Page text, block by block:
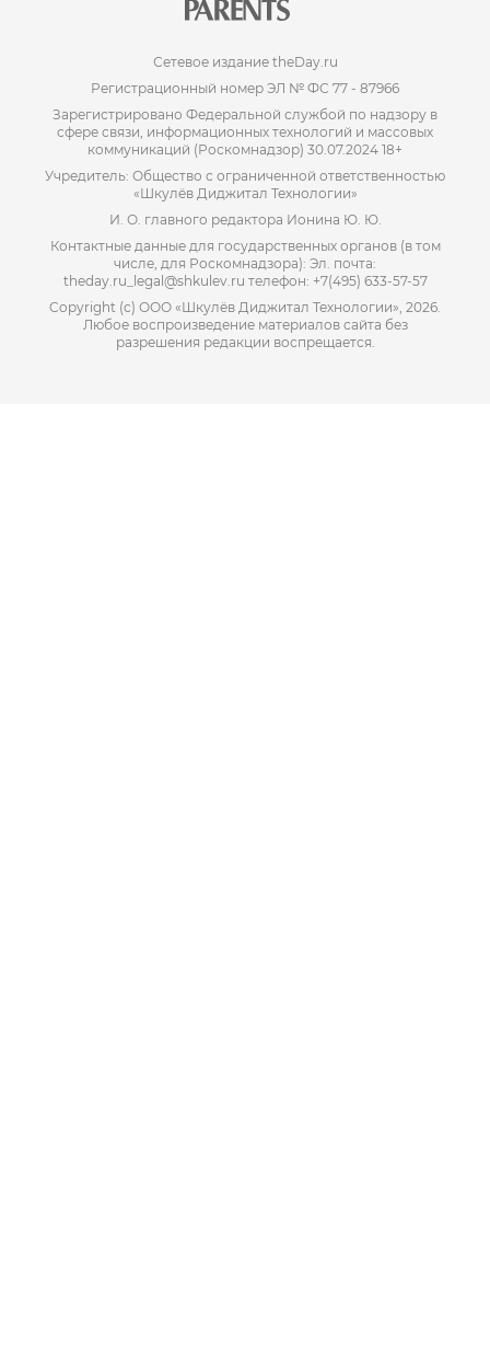
Сетевое издание theDay.ru
Регистрационный номер ЭЛ № ФС 77 - 87966
Зарегистрировано Федеральной службой по надзору в
сфере связи, информационных технологий и массовых
коммуникаций (Роскомнадзор) 30.07.2024 18+
Учредитель: Общество с ограниченной ответственностью
«Шкулёв Диджитал Технологии»
И. О. главного редактора Ионина Ю. Ю.
Контактные данные для государственных органов (в том
числе, для Роскомнадзора): Эл. почта:
theday.ru_legal@shkulev.ru телефон: +7(495) 633-57-57
Copyright (с) ООО «Шкулёв Диджитал Технологии», 2026.
Любое воспроизведение материалов сайта без
разрешения редакции воспрещается.